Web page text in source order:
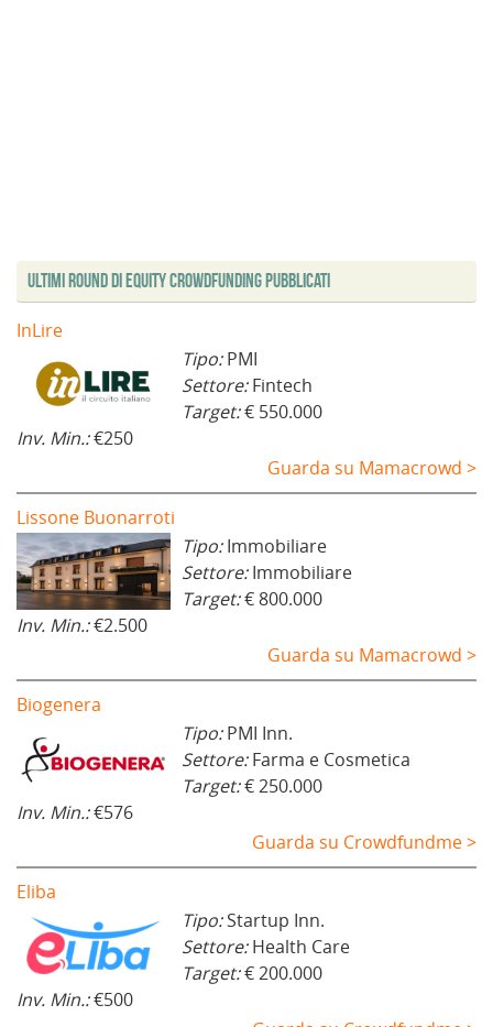
Ultimi Round di Equity Crowdfunding Pubblicati
InLire
Tipo:PMI
Settore:Fintech
Target:€ 550.000
Inv. Min.:€250
Guarda su Mamacrowd >
Lissone Buonarroti
Tipo:Immobiliare
Settore:Immobiliare
Target:€ 800.000
Inv. Min.:€2.500
Guarda su Mamacrowd >
Biogenera
Tipo:PMI Inn.
Settore:Farma e Cosmetica
Target:€ 250.000
Inv. Min.:€576
Guarda su Crowdfundme >
Eliba
Tipo:Startup Inn.
Settore:Health Care
Target:€ 200.000
Inv. Min.:€500